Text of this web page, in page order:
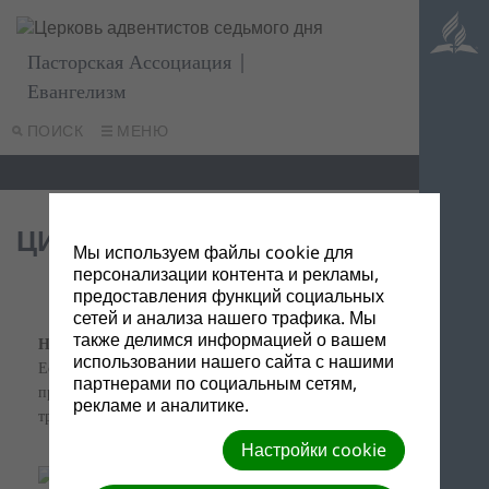
ПОИСК МЕНЮ
Пасторская Ассоциация |
Евангелизм
ЦИТАТЫ ЭЛЛЕН УАЙТ
Наглядные уроки Христа, с. 49
Если мы любим Иисуса, мы будем жить для Него,
приносить Ему наши благодарственные жертвы и
трудиться для Него...
Мы используем файлы cookie для
персонализации контента и рекламы,
предоставления функций социальных
сетей и анализа нашего трафика. Мы
также делимся информацией о вашем
использовании нашего сайта с нашими
партнерами по социальным сетям,
рекламе и аналитике.
Настройки cookie